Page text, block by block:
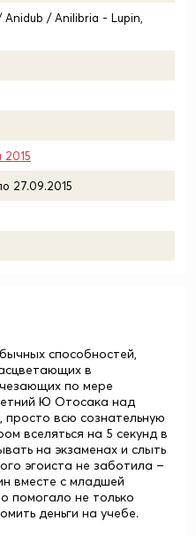
Anidub / Anilibria - Lupin,
2015
27.09.2015
способностей,
в
по мере
Ю Отосака над
всю сознательную
вселяться на 5 секунд в
на экзаменах и слыть
эгоиста не заботила –
вместе с младшей
помогало не только
деньги на учебе.